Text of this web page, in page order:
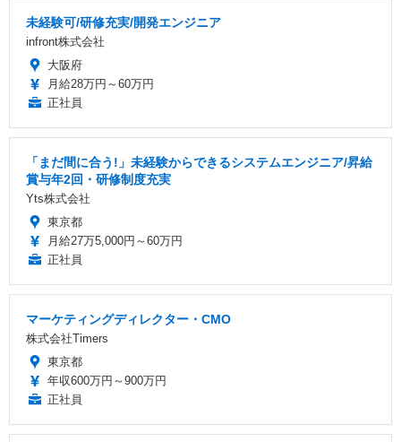
未経験可/研修充実/開発エンジニア
infront株式会社
大阪府
月給28万円～60万円
正社員
「まだ間に合う!」未経験からできるシステムエンジニア/昇給
賞与年2回・研修制度充実
Yts株式会社
東京都
月給27万5,000円～60万円
正社員
マーケティングディレクター・CMO
株式会社Timers
東京都
年収600万円～900万円
正社員